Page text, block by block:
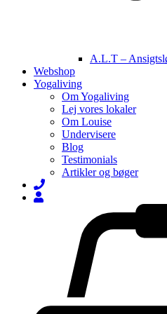
A.L.T –
Webshop
Yogaliving
Om Yogaliving
Lej vores lokaler
Om Louise
Undervisere
Blog
Testimonials
Artikler og bøger